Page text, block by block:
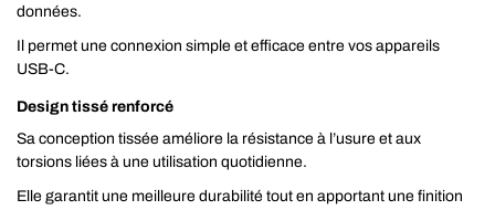
données.
Il permet une connexion simple et efficace entre vos appareils
USB-C.
Design tissé renforcé
Sa conception tissée améliore la résistance à l’usure et aux
torsions liées à une utilisation quotidienne.
Elle garantit une meilleure durabilité tout en apportant une finition